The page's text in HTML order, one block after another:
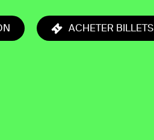
ACHETER BILLETS